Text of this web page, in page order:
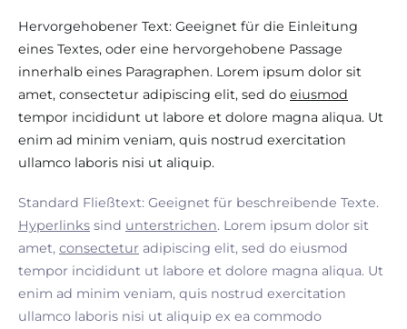
Hervorgehobener Text: Geeignet für die Einleitung
eines Textes, oder eine hervorgehobene Passage
innerhalb eines Paragraphen. Lorem ipsum dolor sit
amet, consectetur adipiscing elit, sed do eiusmod
tempor incididunt ut labore et dolore magna aliqua. Ut
enim ad minim veniam, quis nostrud exercitation
ullamco laboris nisi ut aliquip.
Standard Fließtext: Geeignet für beschreibende Texte.
Hyperlinks sind unterstrichen. Lorem ipsum dolor sit
amet, consectetur adipiscing elit, sed do eiusmod
tempor incididunt ut labore et dolore magna aliqua. Ut
enim ad minim veniam, quis nostrud exercitation
ullamco laboris nisi ut aliquip ex ea commodo